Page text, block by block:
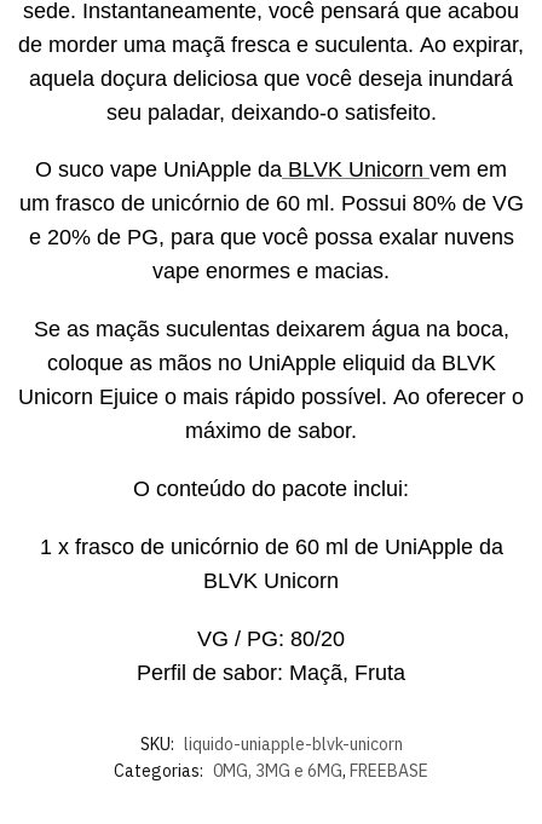
sede. Instantaneamente, você pensará que acabou
de morder uma maçã fresca e suculenta. Ao expirar,
aquela doçura deliciosa que você deseja inundará
seu paladar, deixando-o satisfeito.
O suco vape UniApple da BLVK Unicorn vem em
um frasco de unicórnio de 60 ml. Possui 80% de VG
e 20% de PG, para que você possa exalar nuvens
vape enormes e macias.
Se as maçãs suculentas deixarem água na boca,
coloque as mãos no UniApple eliquid da BLVK
Unicorn Ejuice o mais rápido possível. Ao oferecer o
máximo de sabor.
O conteúdo do pacote inclui:
1 x frasco de unicórnio de 60 ml de UniApple da
BLVK Unicorn
VG / PG: 80/20
Perfil de sabor: Maçã, Fruta
SKU: liquido-uniapple-blvk-unicorn
Categorias: 0MG, 3MG e 6MG, FREEBASE